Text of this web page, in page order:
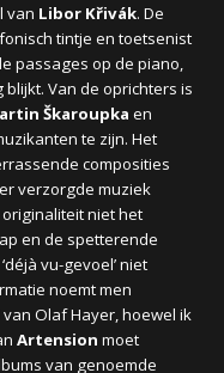
van Libor Křivák. De
tintje en toetsenist
passages op de piano,
Van de oprichters is
Škaroupka en
te zijn. Het
composities
verzorgde muziek
niet het
en de spetterende
vu-gevoel’ niet
noemt men
van Olaf Hayer, hoewel ik
Artension moet
van genoemde